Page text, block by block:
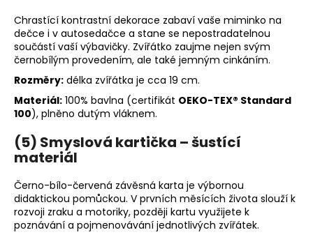
Chrastící kontrastní dekorace zabaví vaše miminko na
dečce i v autosedačce a stane se nepostradatelnou
součástí vaší výbavičky. Zvířátko zaujme nejen svým
černobílým provedením, ale také jemným cinkáním.
Rozměry: délka zvířátka je cca 19 cm.
Materiál: 100% bavlna (certifikát OEKO-TEX® Standard
100), plněno dutým vláknem.
(5) Smyslová kartička – šustící
materiál
Černo-bílo-červená závěsná karta je výbornou
didaktickou pomůckou. V prvních měsících života slouží k
rozvoji zraku a motoriky, později kartu využijete k
poznávání a pojmenovávání jednotlivých zvířátek.